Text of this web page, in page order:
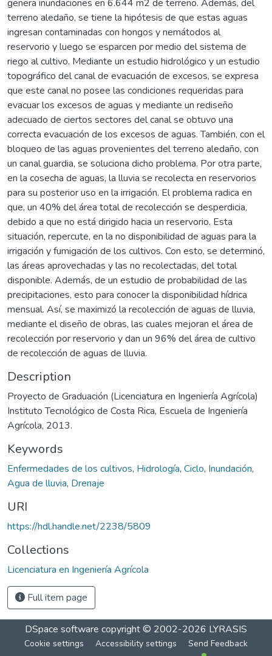
genera inundaciones en 6.644 m2 de terreno. Además, del
terreno aledaño, se tiene la hipótesis de que estas aguas
ingresan contaminadas con hongos y nemátodos al
reservorio y luego se esparcen por medio del sistema de
riego al cultivo. Mediante un estudio hidrológico y un estudio
topográfico del canal de evacuación de excesos, se expresa
que este canal no posee las condiciones requeridas para
evacuar los excesos de aguas y mediante un rediseño
adecuado de ciertos sectores del canal se obtuvo una
correcta evacuación de los excesos de aguas. También, con el
bloqueo de las aguas provenientes del terreno aledaño, con
un canal guardia, se soluciona dicho problema. Por otra parte,
en la cosecha de aguas, la lluvia se recolecta en reservorios
para su posterior uso en la irrigación. El problema radica en
que, un 40% del área total de recolección se desperdicia,
debido a que no está dirigido hacia un reservorio. Esta
situación, repercute, en la no disponibilidad de aguas para la
irrigación y fumigación de los cultivos. Con esto, se determinó,
las áreas aprovechadas y las no recolectadas, del total
disponible. Además, de un estudio de probabilidad de las
precipitaciones, esto para conocer la disponibilidad hídrica
mensual. Así, se maximizó la recolección de aguas de lluvia,
mediante el diseño de obras, las cuales mejoran el área de
recolección por reservorio y dan un 96% del área de cultivo
de recolección de aguas de lluvia.
Description
Proyecto de Graduación (Licenciatura en Ingeniería Agrícola)
Instituto Tecnológico de Costa Rica, Escuela de Ingeniería
Agrícola, 2013.
Keywords
Enfermedades de los cultivos, Hidrología, Ciclo, Inundación,
Agua de lluvia, Drenaje
URI
https://hdl.handle.net/2238/5809
Collections
Licenciatura en Ingeniería Agrícola
Full item page
DSpace software copyright © 2002-2026 LYRASIS
Cookie settings Accessibility settings Send Feedback